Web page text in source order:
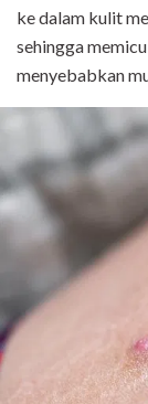
ke dalam kulit
sehingga
menyebabkan